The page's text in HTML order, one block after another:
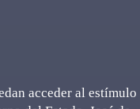
acceder al estímulo